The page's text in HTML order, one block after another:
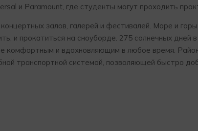
и Paramount, где студенты могут проходить
залов, галерей и фестивалей. Море и
и прокатиться на сноуборде. 275 солнечных дней в
комфортным и вдохновляющим в любое время.
транспортной системой, позволяющей быстро